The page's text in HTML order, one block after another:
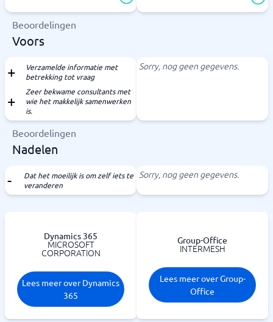
Beoordelingen
Voors
Verzamelde informatie met
betrekking tot vraag
Zeer bekwame consultants met
wie het makkelijk samenwerken
is.
Sorry, nog geen gegevens.
Beoordelingen
Nadelen
Dat het moeilijk is om zelf iets te
veranderen
Sorry, nog geen gegevens.
Dynamics 365
MICROSOFT
CORPORATION
Lees meer over Dynamics
365
Group-Office
INTERMESH
Lees meer over Group-
Office